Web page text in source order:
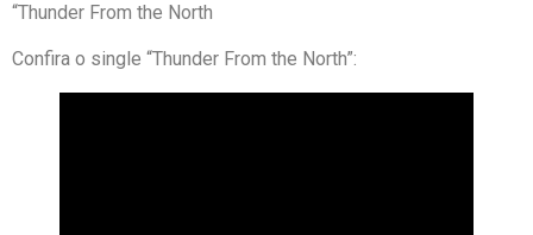
“Thunder From the North
Confira o single “Thunder From the North”: